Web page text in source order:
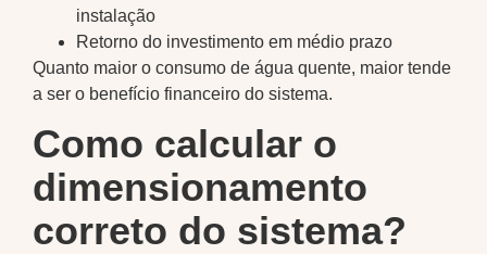
instalação
Retorno do investimento em médio prazo
Quanto maior o consumo de água quente, maior tende
a ser o benefício financeiro do sistema.
Como calcular o
dimensionamento
correto do sistema?